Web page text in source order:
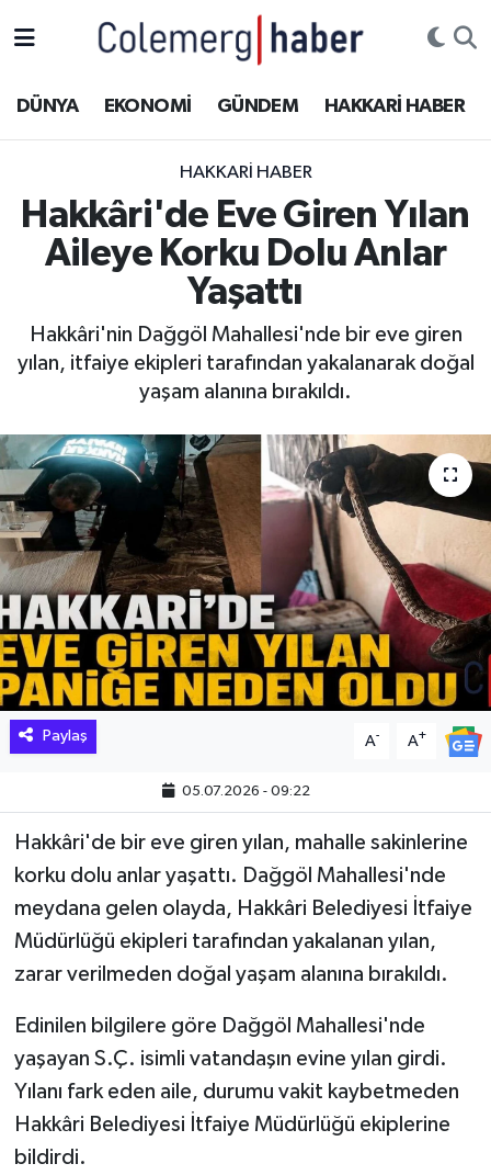
DÜNYA EKONOMİ GÜNDEM HAKKARİ HABER
HAKKARI HABER
Hakkâri'de Eve Giren Yılan
Aileye Korku Dolu Anlar
Yaşattı
Hakkâri'nin Dağgöl Mahallesi'nde bir eve giren
yılan, itfaiye ekipleri tarafından yakalanarak doğal
yaşam alanına bırakıldı.
Paylaş A- A+
05.07.2026 - 09:22
Hakkâri'de bir eve giren yılan, mahalle sakinlerine
korku dolu anlar yaşattı. Dağgöl Mahallesi'nde
meydana gelen olayda, Hakkâri Belediyesi İtfaiye
Müdürlüğü ekipleri tarafından yakalanan yılan,
zarar verilmeden doğal yaşam alanına bırakıldı.
Edinilen bilgilere göre Dağgöl Mahallesi'nde
yaşayan S.Ç. isimli vatandaşın evine yılan girdi.
Yılanı fark eden aile, durumu vakit kaybetmeden
Hakkâri Belediyesi İtfaiye Müdürlüğü ekiplerine
bildirdi.
ASAYİŞ
DOĞA
EĞİTİM
GÜNDEM
Hakkari Haber
İLGİNÇ HABERLER
KADIN
KÜLTÜR SANAT
MAGAZİN
MAKALE
POLİTİKA
REKLAM
SAĞLIK
SİYASET
SPOR
TARİH
Hakkâri Hava Durumu
Hakkari Namaz Vakitleri
Hakkâri Trafik Yoğunluk Haritası
Süper Lig Puan Durumu ve Fikstür
Tüm Manşetler
Haber Arşivi